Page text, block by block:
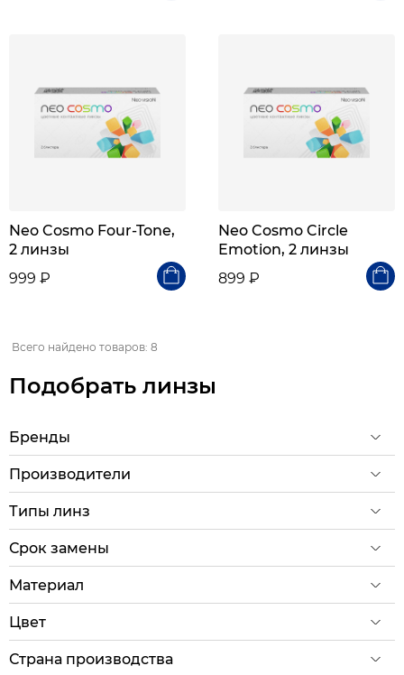
Neo Cosmo Four-Tone,
2 линзы
999 ₽
Neo Cosmo Circle
Emotion, 2 линзы
899 ₽
Всего найдено товаров: 8
Подобрать линзы
Бренды
Производители
Типы линз
Срок замены
Материал
Цвет
Страна производства